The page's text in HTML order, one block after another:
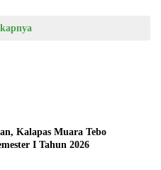
Kalapas Muara Tebo
I Tahun 2026